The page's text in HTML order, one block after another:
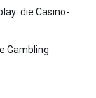
die Casino-
Gambling